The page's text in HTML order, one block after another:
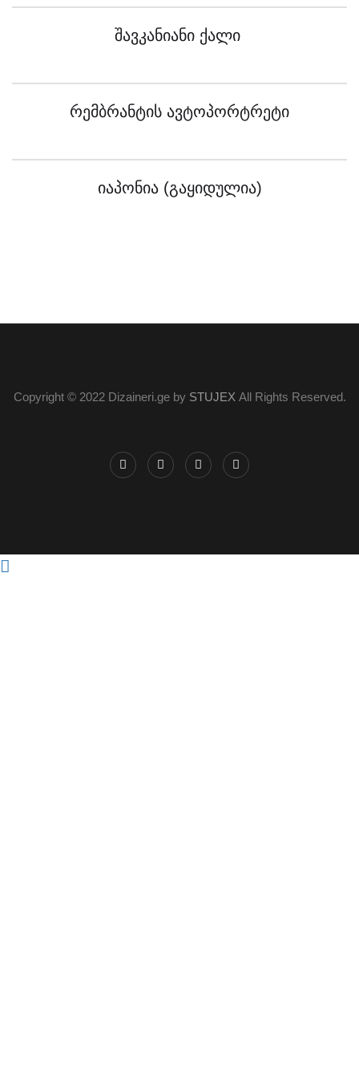
Შავკანიანი Ქალი
Რემბრანტის Ავტოპორტრეტი
Იაპონია (გაყიდულია)
Copyright © 2022 Dizaineri.ge by STUJEX All Rights Reserved.